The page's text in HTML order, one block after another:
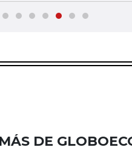
MÁS DE